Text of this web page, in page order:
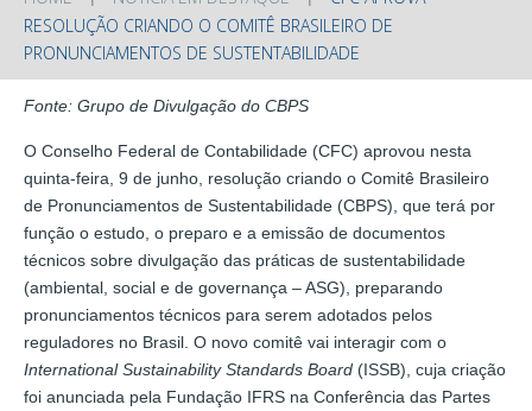
RESOLUÇÃO CRIANDO O COMITÊ BRASILEIRO DE
PRONUNCIAMENTOS DE SUSTENTABILIDADE
Fonte: Grupo de Divulgação do CBPS
O Conselho Federal de Contabilidade (CFC) aprovou nesta
quinta-feira, 9 de junho, resolução criando o Comitê Brasileiro
de Pronunciamentos de Sustentabilidade (CBPS), que terá por
função o estudo, o preparo e a emissão de documentos
técnicos sobre divulgação das práticas de sustentabilidade
(ambiental, social e de governança – ASG), preparando
pronunciamentos técnicos para serem adotados pelos
reguladores no Brasil. O novo comitê vai interagir com o
International Sustainability Standards Board (ISSB), cuja criação
foi anunciada pela Fundação IFRS na Conferência das Partes